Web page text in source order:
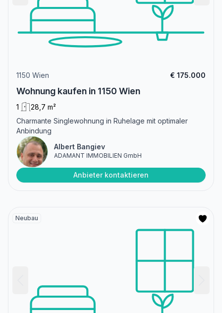
1150 Wien € 175.000
Wohnung kaufen in 1150 Wien
1
28,7 m²
Charmante Singlewohnung in Ruhelage mit optimaler
Anbindung
Albert Bangiev
ADAMANT IMMOBILIEN GmbH
Anbieter kontaktieren
Neubau